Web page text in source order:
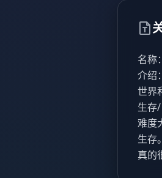
名称
介绍
世界
生存
难度
生存
真的